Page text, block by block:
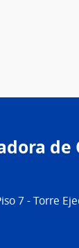
de
7 - Torre